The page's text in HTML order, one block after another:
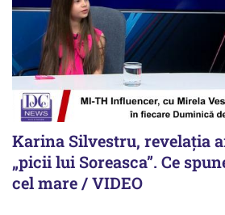
Karina Silvestru, revelația
„picii lui Soreasca”. Ce
cel mare / VIDEO